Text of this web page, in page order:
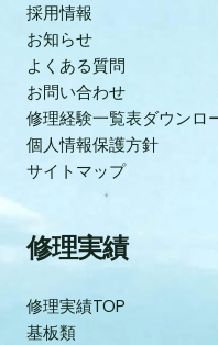
採用情報
お知らせ
よくある質問
お問い合わせ
修理経験一覧表ダウンロ
個人情報保護方針
サイトマップ
修理実績
修理実績TOP
基板類